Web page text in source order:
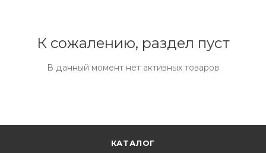
К сожалению, раздел пуст
В данный момент нет активных товаров
КАТАЛОГ